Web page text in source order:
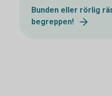
Bunden eller rörlig
begreppen!